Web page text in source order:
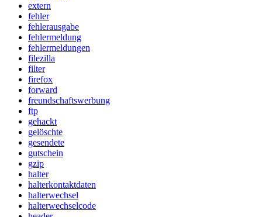
extern
fehler
fehlerausgabe
fehlermeldung
fehlermeldungen
filezilla
filter
firefox
forward
freundschaftswerbung
ftp
gehackt
gelöschte
gesendete
gutschein
gzip
halter
halterkontaktdaten
halterwechsel
halterwechselcode